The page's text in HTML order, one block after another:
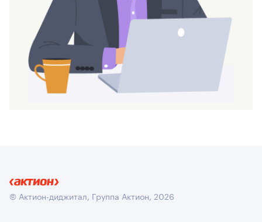
© Актион-диджитал, Группа Актион, 2026